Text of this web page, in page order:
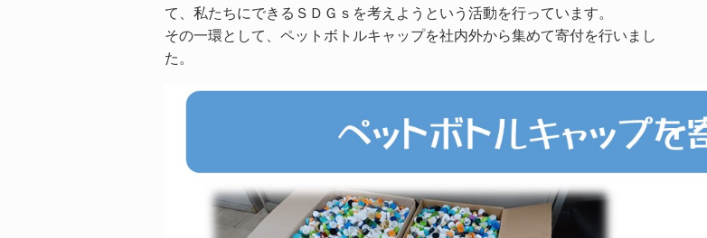
て、私たちにできるＳＤＧｓを考えようという活動を行っています。
その一環として、ペットボトルキャップを社内外から集めて寄付を行いまし
た。